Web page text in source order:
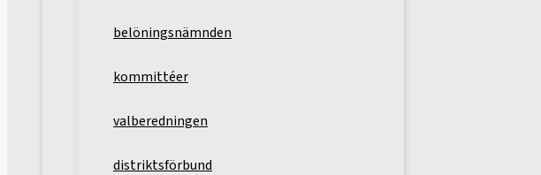
belöningsnämnden
kommittéer
valberedningen
distriktsförbund